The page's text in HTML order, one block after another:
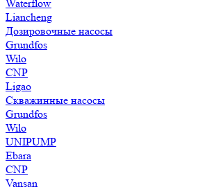
Waterflow
Liancheng
Дозировочные насосы
Grundfos
Wilo
CNP
Ligao
Скважинные насосы
Grundfos
Wilo
UNIPUMP
Ebara
CNP
Vansan